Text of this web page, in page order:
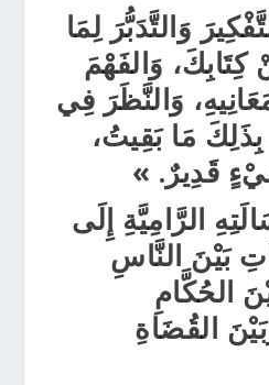
وَالتَّدَبُّرَ لِمَا
وَالفَهْمَ
وَالنَّظَرَ فِي
مَا بَقِيتُ،
قَدِيرٌ. »
الرَّامِيَّةِ إِلَى
بَيْنَ النَّاسِ
الحُكَّامِ
القُضَاةِ